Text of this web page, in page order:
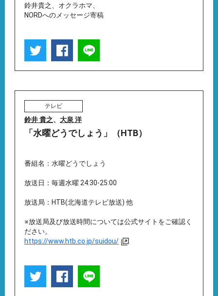
鈴井貴之、オクラホマ、
NORDへのメッセージ寄稿
テレビ
鈴井 貴之、 大泉 洋
「水曜どうでしょう」（HTB）
番組名：水曜どうでしょう
放送日：毎週水曜 24:30-25:00
放送局：HTB(北海道テレビ放送) 他
※放送局及び放送時間については公式サイトをご確認く
ださい。
https://www.htb.co.jp/suidou/